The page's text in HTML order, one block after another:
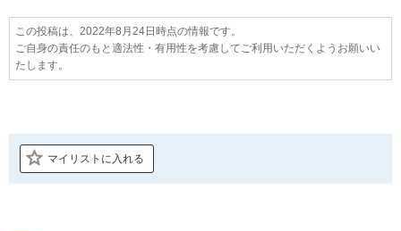
この投稿は、2022年8月24日時点の情報です。
ご自身の責任のもと適法性・有用性を考慮してご利用いただくようお願いい
たします。
マイリストに入れる